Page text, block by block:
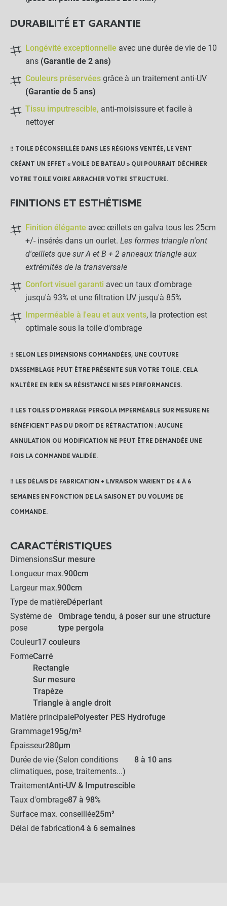
-
- +
20,00 € - +
LES PRODUITS ALTERNATIFS
Crochet champignon de
0,30 €
Kit complet :77,49 €
Toile d ombrage
AJOUTER L'ENSEMBLE AU
PANIER
DURABILITÉ ET GARANTIE
Longévité exceptionnelle avec une durée de vie de 10
ans (Garantie de 2 ans)
Couleurs préservées grâce à un traitement anti-UV
(Garantie de 5 ans)
Tissu imputrescible, anti-moisissure et facile à
nettoyer
‼️ TOILE DÉCONSEILLÉE DANS LES RÉGIONS VENTÉE, LE VENT
CRÉANT UN EFFET « VOILE DE BATEAU » QUI POURRAIT DÉCHIRER
VOTRE TOILE VOIRE ARRACHER VOTRE STRUCTURE.
FINITIONS ET ESTHÉTISME
Finition élégante avec œillets en galva tous les 25cm
+/- insérés dans un ourlet. Les formes triangle n'ont
d'œillets que sur A et B + 2 anneaux triangle aux
extrémités de la transversale
Confort visuel garanti avec un taux d'ombrage
jusqu'à 93% et une filtration UV jusqu'à 85%
Imperméable à l'eau et aux vents, la protection est
optimale sous la toile d'ombrage
‼️ SELON LES DIMENSIONS COMMANDÉES, UNE COUTURE
D'ASSEMBLAGE PEUT ÊTRE PRÉSENTE SUR VOTRE TOILE. CELA
N'ALTÈRE EN RIEN SA RÉSISTANCE NI SES PERFORMANCES.
‼️ LES TOILES D'OMBRAGE PERGOLA IMPERMÉABLE SUR MESURE NE
BÉNÉFICIENT PAS DU DROIT DE RÉTRACTATION : AUCUNE
ANNULATION OU MODIFICATION NE PEUT ÊTRE DEMANDÉE UNE
FOIS LA COMMANDE VALIDÉE.
‼️ LES DÉLAIS DE FABRICATION + LIVRAISON VARIENT DE 4 À 6
SEMAINES EN FONCTION DE LA SAISON ET DU VOLUME DE
COMMANDE.
CARACTÉRISTIQUES
DimensionsSur mesure
Longueur max.900cm
Largeur max.900cm
Type de matièreDéperlant
Système de
pose
Ombrage tendu, à poser sur une structure
type pergola
Couleur17 couleurs
FormeCarré
Rectangle
Sur mesure
Trapèze
Triangle à angle droit
Matière principalePolyester PES Hydrofuge
Grammage195g/m²
Épaisseur280µm
Durée de vie (Selon conditions
climatiques, pose, traitements...)
8 à 10 ans
TraitementAnti-UV & Imputrescible
Taux d'ombrage87 à 98%
Surface max. conseillée25m²
Délai de fabrication4 à 6 semaines